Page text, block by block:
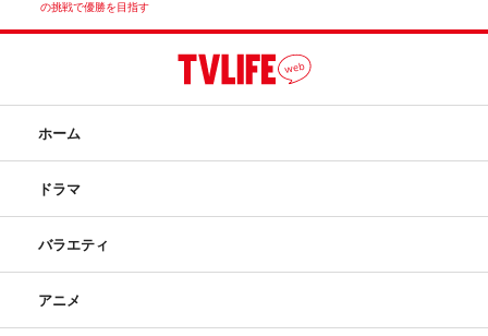
の挑戦で優勝を目指す
ホーム
ドラマ
バラエティ
アニメ